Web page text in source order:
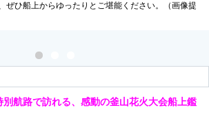
ぜひ船上からゆったりとご堪能ください。（画像提
別航路で訪れる、感動の釜山花火大会船上鑑